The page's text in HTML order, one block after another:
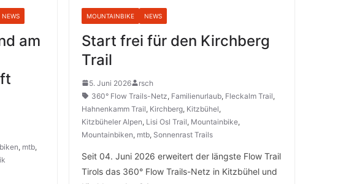
NEWS
am
, mtb,
MOUNTAINBIKE NEWS
Start frei für den Kirchberg
Trail
5. Juni 2026
rsch
360° Flow Trails-Netz, Familienurlaub, Fleckalm Trail,
Hahnenkamm Trail, Kirchberg, Kitzbühel,
Kitzbüheler Alpen, Lisi Osl Trail, Mountainbike,
Mountainbiken, mtb, Sonnenrast Trails
Seit 04. Juni 2026 erweitert der längste Flow Trail
Tirols das 360° Flow Trails-Netz in Kitzbühel und